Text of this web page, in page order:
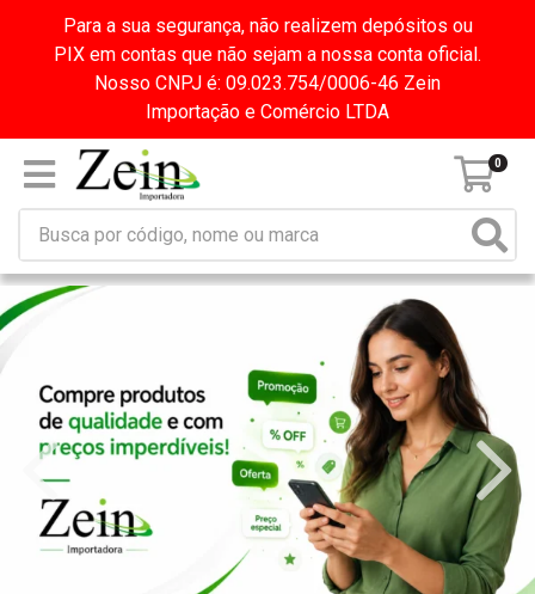
Para a sua segurança, não realizem depósitos ou
PIX em contas que não sejam a nossa conta oficial.
Nosso CNPJ é: 09.023.754/0006-46 Zein
Importação e Comércio LTDA
0